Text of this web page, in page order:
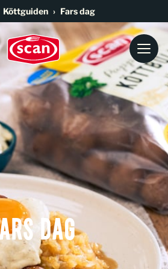
Köttguiden Fars dag
dag